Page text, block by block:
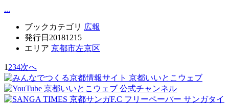
...
ブックカテゴリ 広報
発行日 20181215
エリア 京都市左京区
1 234次へ